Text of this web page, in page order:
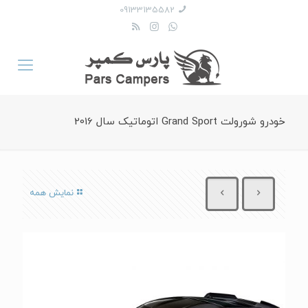
09133135582
خودرو شورولت Grand Sport اتوماتیک سال 2016
نمایش همه